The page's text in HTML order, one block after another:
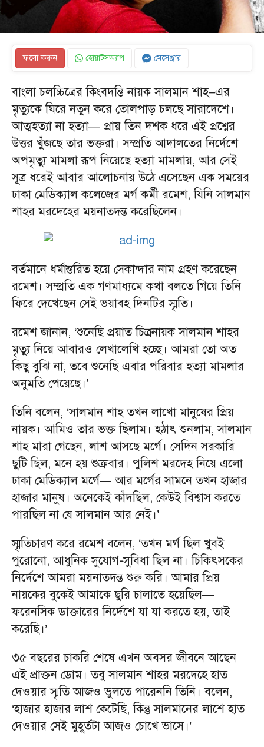
ফলো করুন হোয়াটসঅ্যাপ মেসেঞ্জার
বাংলা চলচ্চিত্রের কিংবদন্তি নায়ক সালমান শাহ–এর
মৃত্যুকে ঘিরে নতুন করে তোলপাড় চলছে সারাদেশে।
আত্মহত্যা না হত্যা— প্রায় তিন দশক ধরে এই প্রশ্নের
উত্তর খুঁজছে তার ভক্তরা। সম্প্রতি আদালতের নির্দেশে
অপমৃত্যু মামলা রূপ নিয়েছে হত্যা মামলায়, আর সেই
সূত্র ধরেই আবার আলোচনায় উঠে এসেছেন এক সময়ের
ঢাকা মেডিক্যাল কলেজের মর্গ কর্মী রমেশ, যিনি সালমান
শাহর মরদেহের ময়নাতদন্ত করেছিলেন।
বর্তমানে ধর্মান্তরিত হয়ে সেকান্দার নাম গ্রহণ করেছেন
রমেশ। সম্প্রতি এক গণমাধ্যমে কথা বলতে গিয়ে তিনি
ফিরে দেখেছেন সেই ভয়াবহ দিনটির স্মৃতি।
রমেশ জানান, ‘শুনেছি প্রয়াত চিত্রনায়ক সালমান শাহর
মৃত্যু নিয়ে আবারও লেখালেখি হচ্ছে। আমরা তো অত
কিছু বুঝি না, তবে শুনেছি এবার পরিবার হত্যা মামলার
অনুমতি পেয়েছে।’
তিনি বলেন, ‘সালমান শাহ তখন লাখো মানুষের প্রিয়
নায়ক। আমিও তার ভক্ত ছিলাম। হঠাৎ শুনলাম, সালমান
শাহ মারা গেছেন, লাশ আসছে মর্গে। সেদিন সরকারি
ছুটি ছিল, মনে হয় শুক্রবার। পুলিশ মরদেহ নিয়ে এলো
ঢাকা মেডিক্যাল মর্গে— আর মর্গের সামনে তখন হাজার
হাজার মানুষ। অনেকেই কাঁদছিল, কেউই বিশ্বাস করতে
পারছিল না যে সালমান আর নেই।’
স্মৃতিচারণ করে রমেশ বলেন, ‘তখন মর্গ ছিল খুবই
পুরোনো, আধুনিক সুযোগ-সুবিধা ছিল না। চিকিৎসকের
নির্দেশে আমরা ময়নাতদন্ত শুরু করি। আমার প্রিয়
নায়কের বুকেই আমাকে ছুরি চালাতে হয়েছিল—
ফরেনসিক ডাক্তারের নির্দেশে যা যা করতে হয়, তাই
করেছি।’
৩৫ বছরের চাকরি শেষে এখন অবসর জীবনে আছেন
এই প্রাক্তন ডোম। তবু সালমান শাহর মরদেহে হাত
দেওয়ার স্মৃতি আজও ভুলতে পারেননি তিনি। বলেন,
‘হাজার হাজার লাশ কেটেছি, কিন্তু সালমানের লাশে হাত
দেওয়ার সেই মুহূর্তটা আজও চোখে ভাসে।’